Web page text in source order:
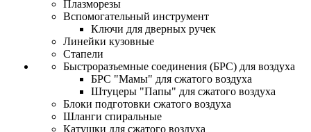
Плазморезы
Вспомогательный инструмент
Ключи для дверных ручек
Линейки кузовные
Стапели
Быстроразъемные соединения (БРС) для воздуха
БРС "Мамы" для сжатого воздуха
Штуцеры "Папы" для сжатого воздуха
Блоки подготовки сжатого воздуха
Шланги спиральные
Катушки для сжатого воздуха